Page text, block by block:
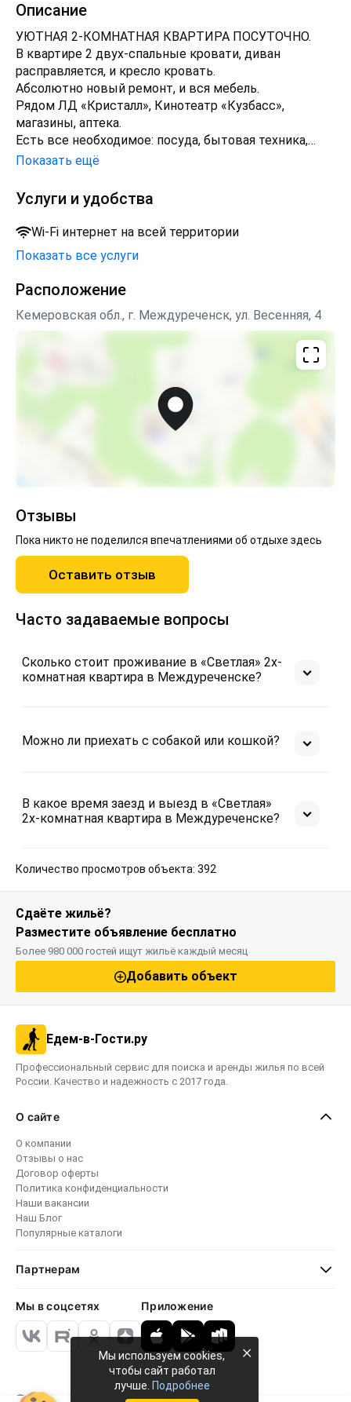
Описание
УЮТНАЯ 2-КОМНАТНАЯ КВАРТИРА ПОСУТОЧНО.
В квартире 2 двух-спальные кровати, диван
расправляется, и кресло кровать.
Абсолютно новый ремонт, и вся мебель.
Рядом ЛД «Кристалл», Кинотеатр «Кузбасс»,
магазины, аптека.
Есть все необходимое: посуда, бытовая техника,
кабельное ТВ, WI fi интернет, полотенца, постельное
Для курящих застекленная лоджия.
Оплата при заселении!
Для вечеринок не сдаётся.
Расчетный час до 12-00 часов. (Не зависимо от
времени заселения). Каждый следующий час 100
Залог 1000 руб. при выезде возвращается.
Ждём вас в гости, у нас чисто и уютно!
Показать ещё
Услуги и удобства
Wi-Fi интернет на всей территории
Показать все услуги
Расположение
Кемеровская обл., г. Междуреченск, ул. Весенняя, 4
Отзывы
Пока никто не поделился впечатлениями об отдыхе здесь
Оставить отзыв
Часто задаваемые вопросы
Сколько стоит проживание в «Светлая» 2х-
комнатная квартира в Междуреченске?
Можно ли приехать с собакой или кошкой?
В какое время заезд и выезд в «Светлая»
2х-комнатная квартира в Междуреченске?
Количество просмотров объекта: 392
Сдаёте жильё?
Разместите объявление бесплатно
Более 980 000 гостей ищут жильё каждый месяц
Добавить объект
Едем-в-Гости.ру
Профессиональный сервис для поиска и аренды жилья по всей
России. Качество и надежность с 2017 года.
О сайте
О компании
Отзывы о нас
Договор оферты
Политика конфиденциальности
Наши вакансии
Наш Блог
Популярные каталоги
Партнерам
Мы в соцсетях Приложение
Мы используем cookies,
чтобы сайт работал
лучше. Подробнее
×